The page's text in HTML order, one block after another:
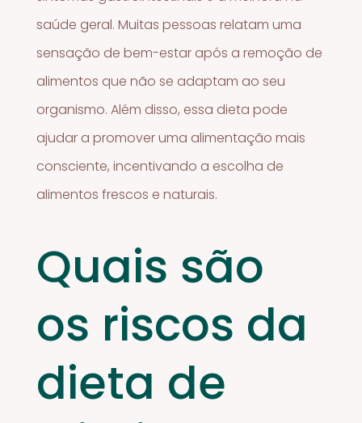
saúde geral. Muitas pessoas relatam uma
sensação de bem-estar após a remoção de
alimentos que não se adaptam ao seu
organismo. Além disso, essa dieta pode
ajudar a promover uma alimentação mais
consciente, incentivando a escolha de
alimentos frescos e naturais.
Quais são
os riscos da
dieta de